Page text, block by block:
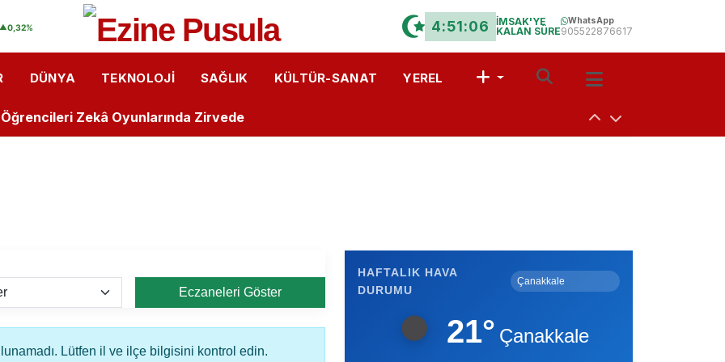
▲0,32% 4:51:06
İMSAK'YE
KALAN SÜRE
WhatsApp
905522876617
DÜNYA TEKNOLOJI SAĞLIK KÜLTÜR-SANAT YEREL
Ankara gezisinde
Öğrenciler Lazer Teknolojisini Yakından Tanıdı
Büyük Başarı: İlk Kitaplarını Okurlarıyla Buluşturdular
Zekâ Oyunlarında Zirvede
"Sağlıklı Duruş" Eğitimi Verildi
OSB MYO’da “Çok Gezen mi Bilir, Çok Okuyan mı Bilir?” Münazarası
Eczaneleri Göster
Lütfen il ve ilçe bilgisini kontrol edin.
HAFTALIK HAVA
DURUMU
21° Çanakkale